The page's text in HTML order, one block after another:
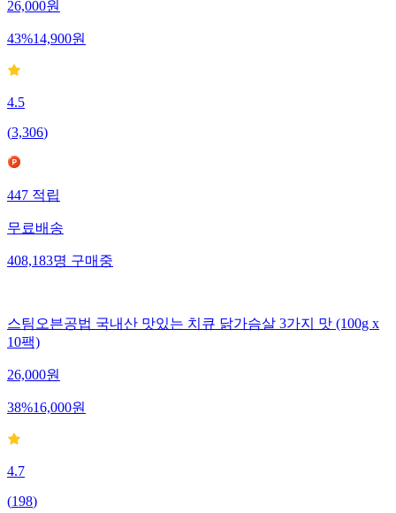
26,000원
43%14,900원
4.5
(3,306)
447적립
무료배송
408,183명구매중
스팀오븐공법 국내산 맛있는 치큐 닭가슴살 3가지 맛 (100g x
10팩)
26,000원
38%16,000원
4.7
(198)